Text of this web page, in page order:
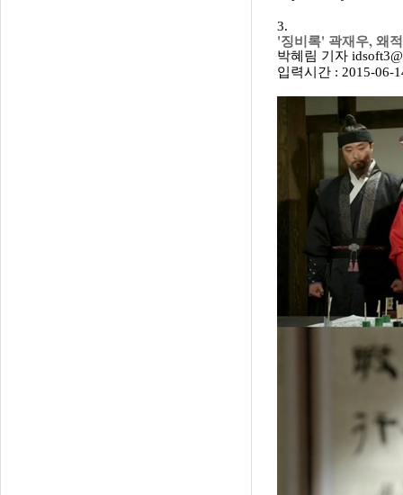
3.
'징비록' 곽재우, 왜
박혜림 기자
입력시간 : 2015-06-